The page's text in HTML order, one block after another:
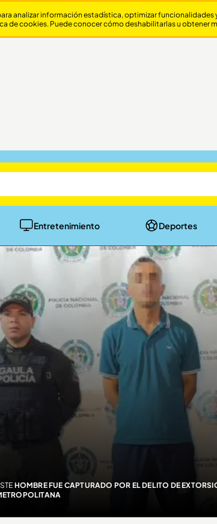
Entretenimiento Deportes
HOMBRE FUE CAPTURADO POR EL DELITO DE
analizar información estadística, optimizar
de cookies. Puede conocer cómo deshabilitarlas u obtener